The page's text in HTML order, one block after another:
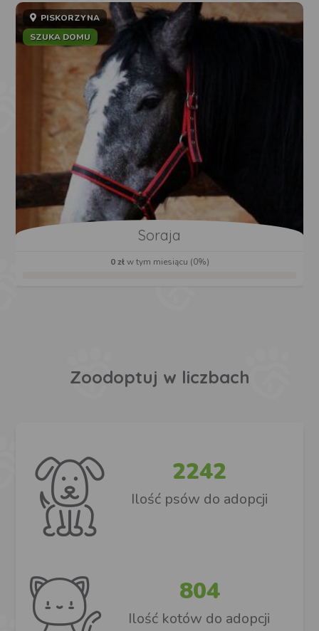
PISKORZYNA
SZUKA DOMU
Soraja
0 złw tym miesiącu (0%)
Zoodoptuj w liczbach
2242
Ilość psów do adopcji
804
Ilość kotów do adopcji